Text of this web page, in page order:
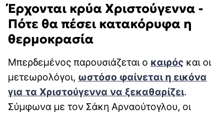
Έρχονται κρύα Χριστούγεννα -
Πότε θα πέσει κατακόρυφα η
θερμοκρασία
Μπερδεμένος παρουσιάζεται ο καιρός και οι
μετεωρολόγοι, ωστόσο φαίνεται η εικόνα
για τα Χριστούγεννα να ξεκαθαρίζει.
Σύμφωνα με τον Σάκη Αρναούτογλου, οι